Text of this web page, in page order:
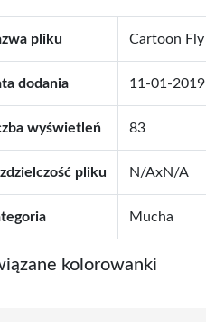
pliku Cartoon Fly
dodania 11-01-2019
wyświetleń 83
pliku N/AxN/A
Mucha
kolorowanki